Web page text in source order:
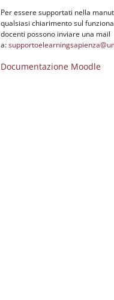
Per essere supportati nella
qualsiasi chiarimento sul
docenti possono inviare una mail
a:supportoelearningsapienza@
Documentazione Moodle